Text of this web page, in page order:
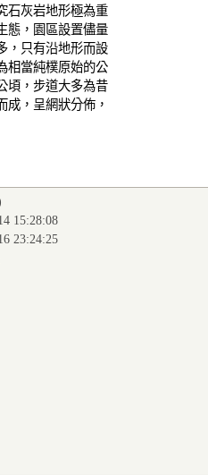
石灰岩地形極為重
態，園區設置儘量
，只有沿地形而設
相當純樸原始的公
頃，步道大多為昔
成，呈網狀分佈，
15:28:08
23:24:25